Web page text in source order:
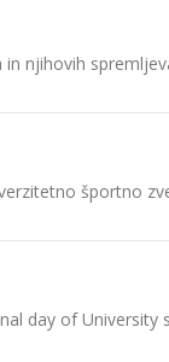
njihovih
športno
day of University